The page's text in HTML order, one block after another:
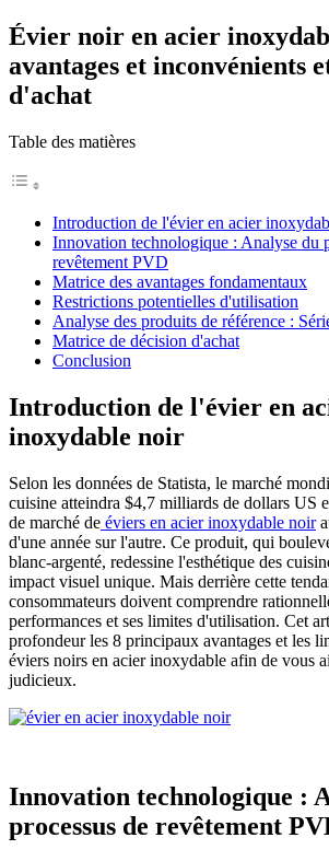
Évier noir en acier
avantages et inconvénients
d'achat
Table des matières
Introduction de l'évier en acier
Innovation technologique : Analyse du
revêtement PVD
Matrice des avantages fondamentaux
Restrictions potentielles d'utilisation
Analyse des produits de référence :
Matrice de décision d'achat
Conclusion
Introduction de l'évier en
inoxydable noir
Selon les données de Statista, le marché
cuisine atteindra $4,7 milliards de dollars US
de marché de éviers en acier inoxydable noir
d'une année sur l'autre. Ce produit, qui
blanc-argenté, redessine l'esthétique des
impact visuel unique. Mais derrière cette
consommateurs doivent comprendre
performances et ses limites d'utilisation. Cet
profondeur les 8 principaux avantages et les
éviers noirs en acier inoxydable afin de vous
judicieux.
Innovation technologique :
processus de revêtement